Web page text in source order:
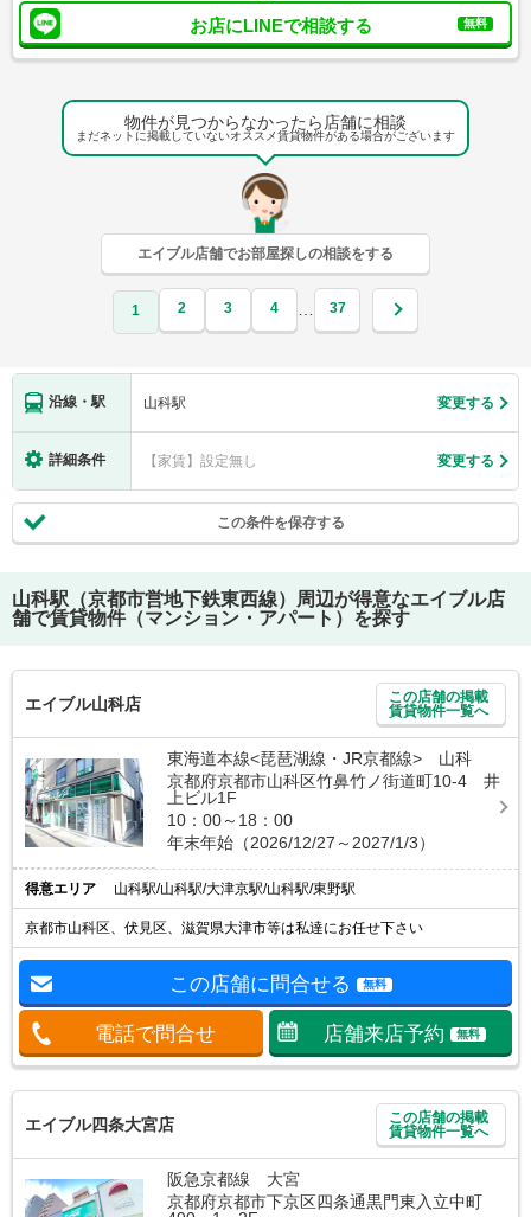
お店にLINEで相談する 無料
物件が見つからなかったら店舗に相談
まだネットに掲載していないオススメ賃貸物件がある場合がございます
エイブル店舗でお部屋探しの相談をする
1 2 3 4 … 37
沿線・駅 山科駅 変更する
詳細条件 【家賃】設定無し 変更する
この条件を保存する
山科駅（京都市営地下鉄東西線）
周辺が得意なエイブル店
舗で賃貸物件（マンション・アパート）を探す
エイブル山科店
この店舗の掲載
賃貸物件一覧へ
東海道本線<琵琶湖線・JR京都線> 山科
京都府京都市山科区竹鼻竹ノ街道町10-4 井
上ビル1F
10：00～18：00
年末年始（2026/12/27～2027/1/3）
得意エリア 山科駅/山科駅/大津京駅/山科駅/東野駅
京都市山科区、伏見区、滋賀県大津市等は私達にお任せ下さい
この店舗に問合せる 無料
電話で問合せ 店舗来店予約 無料
エイブル四条大宮店
この店舗の掲載
賃貸物件一覧へ
阪急京都線 大宮
京都府京都市下京区四条通黒門東入立中町